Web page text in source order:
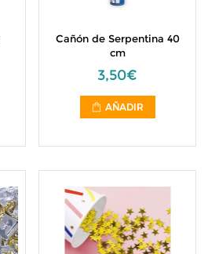
Cañón de Serpentina 40
cm
3,50€
AÑADIR